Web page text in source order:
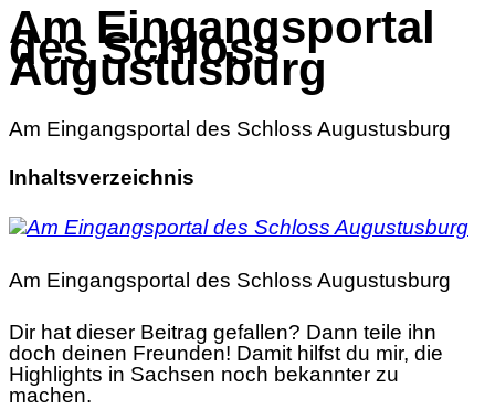
Am Eingangsportal
des Schloss
Augustusburg
Am Eingangsportal des Schloss Augustusburg
Inhaltsverzeichnis
Am Eingangsportal des Schloss Augustusburg
Dir hat dieser Beitrag gefallen? Dann teile ihn
doch deinen Freunden! Damit hilfst du mir, die
Highlights in Sachsen noch bekannter zu
machen.